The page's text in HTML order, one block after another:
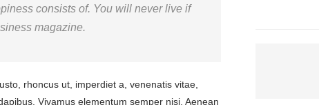
consists of. You will never live if
magazine.
rhoncus ut, imperdiet a, venenatis vitae,
Vivamus elementum semper nisi. Aenean